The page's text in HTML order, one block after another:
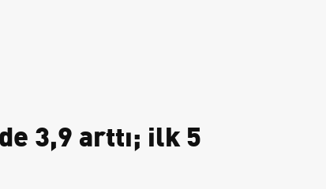
3,9 arttı; ilk 5